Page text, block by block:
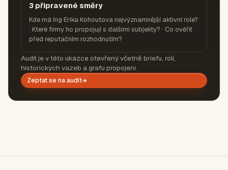
3 připravené směry
Kde má Ing Erika Kohoutova nejvýznamnější aktivní role?
· Které firmy ho propojují s dalšími subjekty? · Co ověřit
před reputačním rozhodnutím?
Audit je v této ukázce otevřený včetně briefu, rolí,
historických vazeb a grafu propojení.
Zeptat se na audit